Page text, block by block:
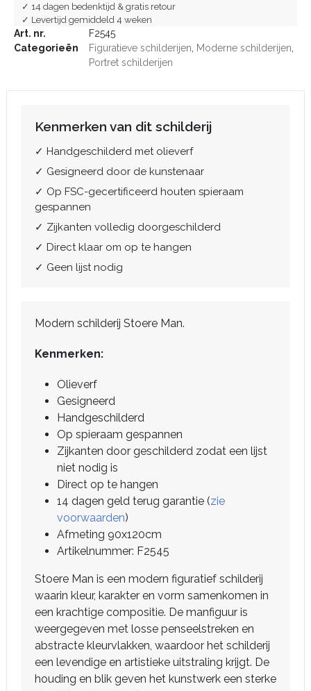
✓ 14 dagen bedenktijd & gratis retour
✓ Levertijd gemiddeld 4 weken
Art. nr.
F2545
Categorieën
Figuratieve schilderijen, Moderne schilderijen,
Portret schilderijen
Kenmerken van dit schilderij
✓ Handgeschilderd met olieverf
✓ Gesigneerd door de kunstenaar
✓ Op FSC-gecertificeerd houten spieraam
gespannen
✓ Zijkanten volledig doorgeschilderd
✓ Direct klaar om op te hangen
✓ Geen lijst nodig
Modern schilderij Stoere Man.
Kenmerken:
Olieverf
Gesigneerd
Handgeschilderd
Op spieraam gespannen
Zijkanten door geschilderd zodat een lijst
niet nodig is
Direct op te hangen
14 dagen geld terug garantie (zie
voorwaarden)
Afmeting 90x120cm
Artikelnummer: F2545
Stoere Man is een modern figuratief schilderij
waarin kleur, karakter en vorm samenkomen in
een krachtige compositie. De manfiguur is
weergegeven met losse penseelstreken en
abstracte kleurvlakken, waardoor het schilderij
een levendige en artistieke uitstraling krijgt. De
houding en blik geven het kunstwerk een sterke